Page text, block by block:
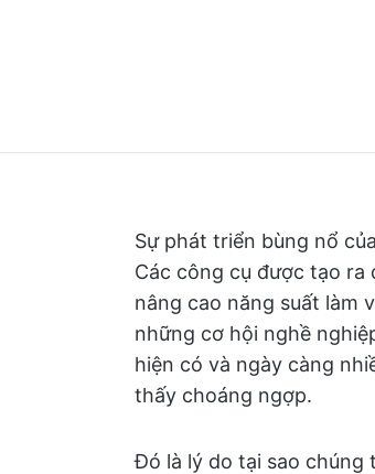
Sự phát triển bùng nổ
Các công cụ được tạo ra
nâng cao năng suất làm
những cơ hội nghề
hiện có và ngày càng
thấy choáng ngợp.
Đó là lý do tại sao chúng